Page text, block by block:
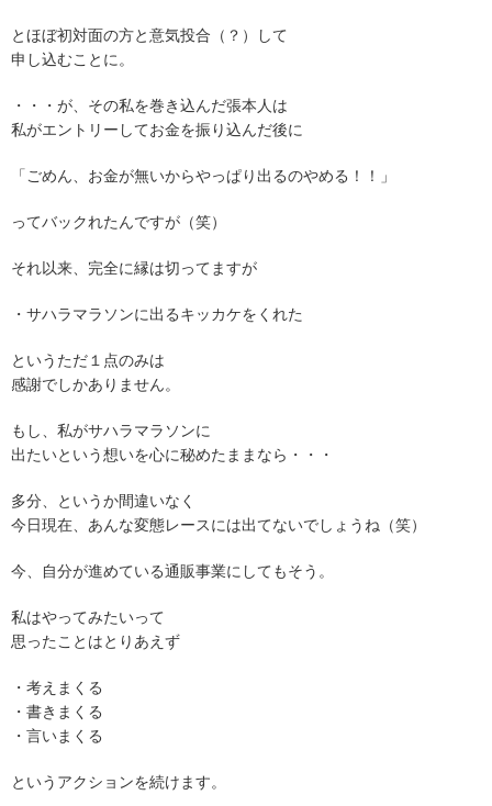
とほぼ初対面の方と意気投合（？）して
申し込むことに。
・・・が、その私を巻き込んだ張本人は
私がエントリーしてお金を振り込んだ後に
「ごめん、お金が無いからやっぱり出るのやめる！！」
ってバックれたんですが（笑）
それ以来、完全に縁は切ってますが
・サハラマラソンに出るキッカケをくれた
というただ１点のみは
感謝でしかありません。
もし、私がサハラマラソンに
出たいという想いを心に秘めたままなら・・・
多分、というか間違いなく
今日現在、あんな変態レースには出てないでしょうね（笑）
今、自分が進めている通販事業にしてもそう。
私はやってみたいって
思ったことはとりあえず
・考えまくる
・書きまくる
・言いまくる
というアクションを続けます。